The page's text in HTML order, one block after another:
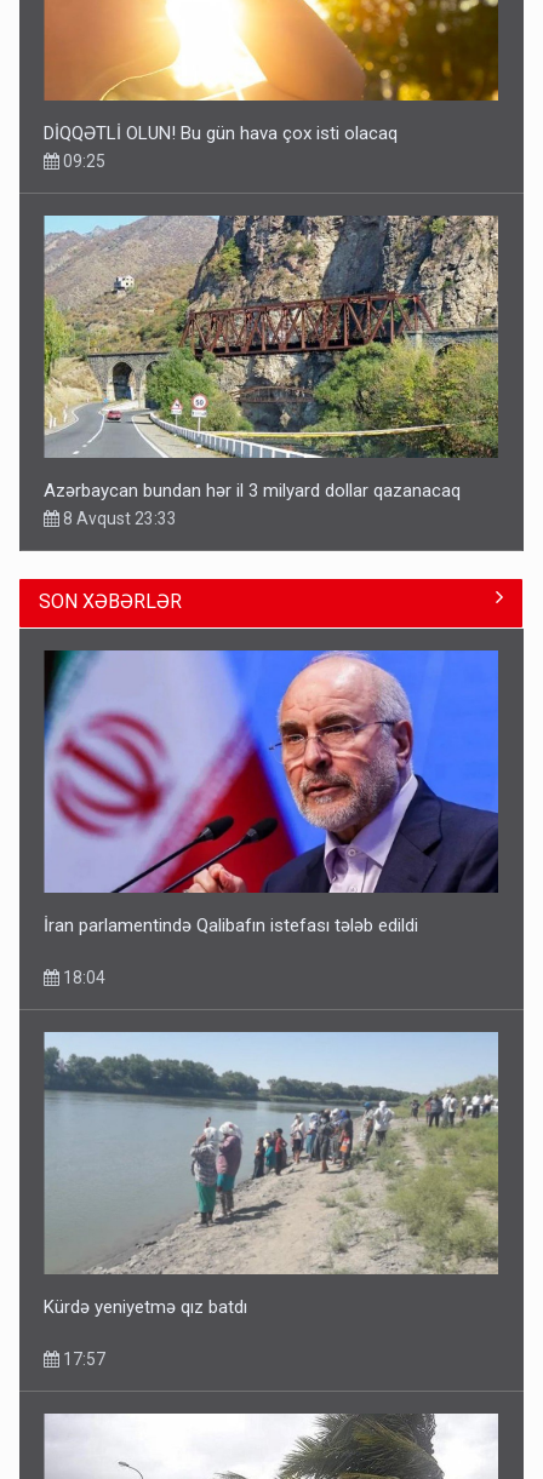
DİQQƏTLİ OLUN! Bu gün hava çox isti olacaq
09:25
Azərbaycan bundan hər il 3 milyard dollar qazanacaq
8 Avqust 23:33
Avtomobil sahiblərinin nəzərinə: Kasko bahalaşır -
SƏBƏBLƏR
Dünyanı idarə edənlər insanlığın başını bu şou ilə qatır
14:22
SON XƏBƏRLƏR
İran parlamentində Qalibafın istefası tələb edildi
18:04
Kürdə yeniyetmə qız batdı
17:57